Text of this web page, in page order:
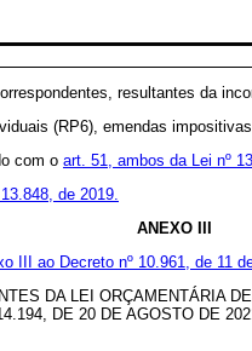
resultantes da
(RP6), emendas
com o art. 51, ambos da Lei nº
de 2019.
ANEXO
III ao Decreto nº 10.961, de 11
DA LEI ORÇAMENTÁRIA
DE 20 DE AGOSTO DE